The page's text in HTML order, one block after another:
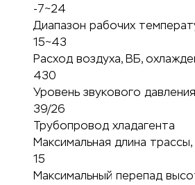
-7~24
Диапазон рабочих
15~43
Расход воздуха, ВБ,
430
Уровень звукового
39/26
Трубопровод хладагента
Максимальная длина трассы,
15
Максимальный перепад